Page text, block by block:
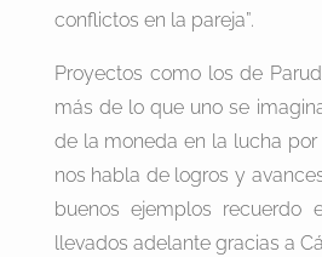
conflictos en la pareja”.
Proyectos como los de
más de lo que uno se
de la moneda en la lucha
nos habla de logros y
buenos ejemplos recuerdo
llevados adelante gracias a